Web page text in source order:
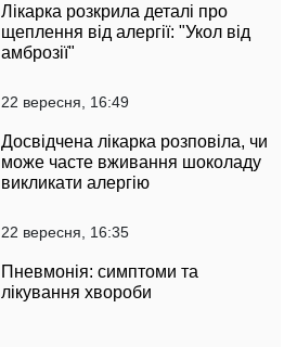
Лікарка розкрила деталі про
щеплення від алергії: "Укол від
амброзії"
22 вересня, 16:49
Досвідчена лікарка розповіла, чи
може часте вживання шоколаду
викликати алергію
22 вересня, 16:35
Пневмонія: симптоми та
лікування хвороби